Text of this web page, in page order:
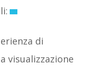
di
visualizzazione